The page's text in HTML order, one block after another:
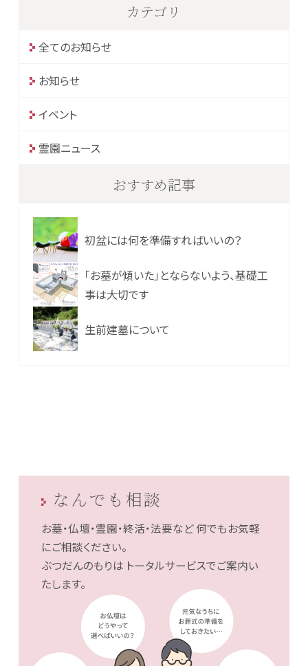
カテゴリ
全てのお知らせ
お知らせ
イベント
霊園ニュース
おすすめ記事
初盆には何を準備すればいいの？
「お墓が傾いた」とならないよう、基礎工
事は大切です
生前建墓について
なんでも相談
お墓・仏壇・霊園・終活・法要など何でもお気軽
にご相談ください。
ぶつだんのもりは トータルサービスでご案内い
たします。